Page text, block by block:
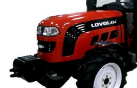
+38 (097) 746-67-04
ЗАДАТИ
ru ua